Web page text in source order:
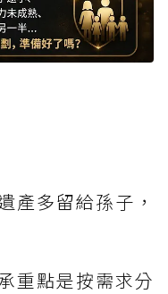
產多留給孫子，
重點是按需求分